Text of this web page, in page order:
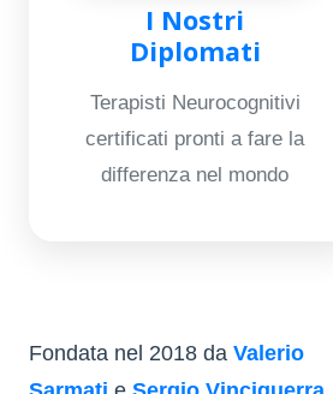
I Nostri
Diplomati
Terapisti Neurocognitivi
certificati pronti a fare la
differenza nel mondo
Fondata nel 2018 da Valerio